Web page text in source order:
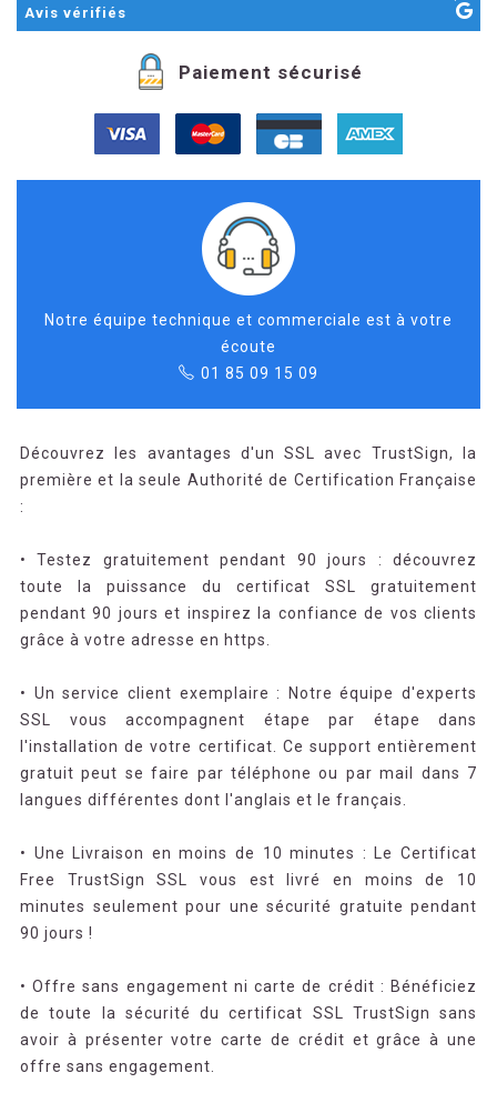
Avis vérifiés
Paiement sécurisé
Notre équipe technique et commerciale est à votre
écoute
01 85 09 15 09
Découvrez les avantages d'un SSL avec TrustSign, la
première et la seule Authorité de Certification Française
:
• Testez gratuitement pendant 90 jours : découvrez
toute la puissance du certificat SSL gratuitement
pendant 90 jours et inspirez la confiance de vos clients
grâce à votre adresse en https.
• Un service client exemplaire : Notre équipe d'experts
SSL vous accompagnent étape par étape dans
l'installation de votre certificat. Ce support entièrement
gratuit peut se faire par téléphone ou par mail dans 7
langues différentes dont l'anglais et le français.
• Une Livraison en moins de 10 minutes : Le Certificat
Free TrustSign SSL vous est livré en moins de 10
minutes seulement pour une sécurité gratuite pendant
90 jours !
• Offre sans engagement ni carte de crédit : Bénéficiez
de toute la sécurité du certificat SSL TrustSign sans
avoir à présenter votre carte de crédit et grâce à une
offre sans engagement.